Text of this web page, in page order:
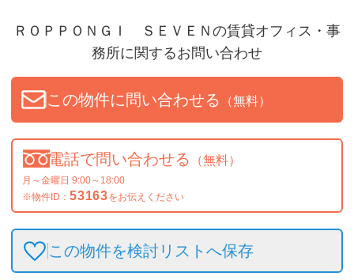
ＲＯＰＰＯＮＧＩ ＳＥＶＥＮ の賃貸オフィス・事
務所に関するお問い合わせ
この物件に問い合わせる （無料）
電話で問い合わせる （無料）
月～金曜日 9:00～18:00
※物件ID： 53163をお伝えください
この物件を検討リストへ保存